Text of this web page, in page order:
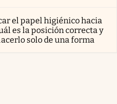
el papel higiénico hacia
es la posición correcta y
solo de una forma